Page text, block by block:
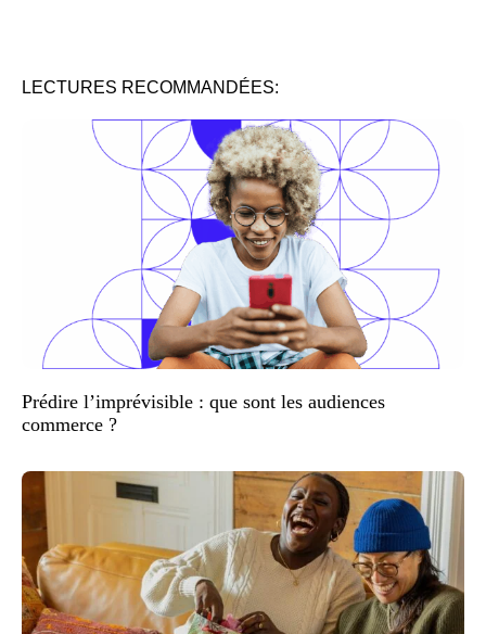
LECTURES RECOMMANDÉES:
Prédire l’imprévisible : que sont les audiences
commerce ?